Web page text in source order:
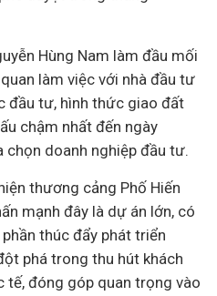
Hùng Nam làm đầu mối
làm việc với nhà đầu tư
đầu tư, hình thức giao đất
chậm nhất đến ngày
chọn doanh nghiệp đầu tư.
thương cảng Phố Hiến
mạnh đây là dự án lớn, có
thúc đẩy phát triển
phá trong thu hút khách
đóng góp quan trọng vào